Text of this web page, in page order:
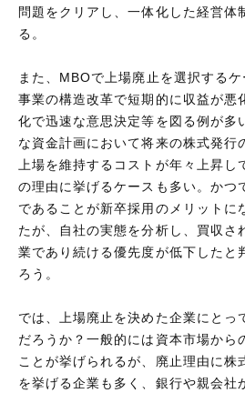
問題をクリアし、一体化した経営体
る。
また、MBOで上場廃止を選択する
事業の構造改革で短期的に収益が悪
化で迅速な意思決定等を図る例が多
な資金計画において将来の株式発行
上場を維持するコストが年々上昇し
の理由に挙げるケースも多い。かつ
であることが新卒採用のメリットに
たが、自社の実態を分析し、買収さ
業であり続ける優先度が低下したと
ろう。
では、上場廃止を決めた企業にとっ
だろうか？一般的には資本市場から
ことが挙げられるが、廃止理由に株
を挙げる企業も多く、銀行や親会社